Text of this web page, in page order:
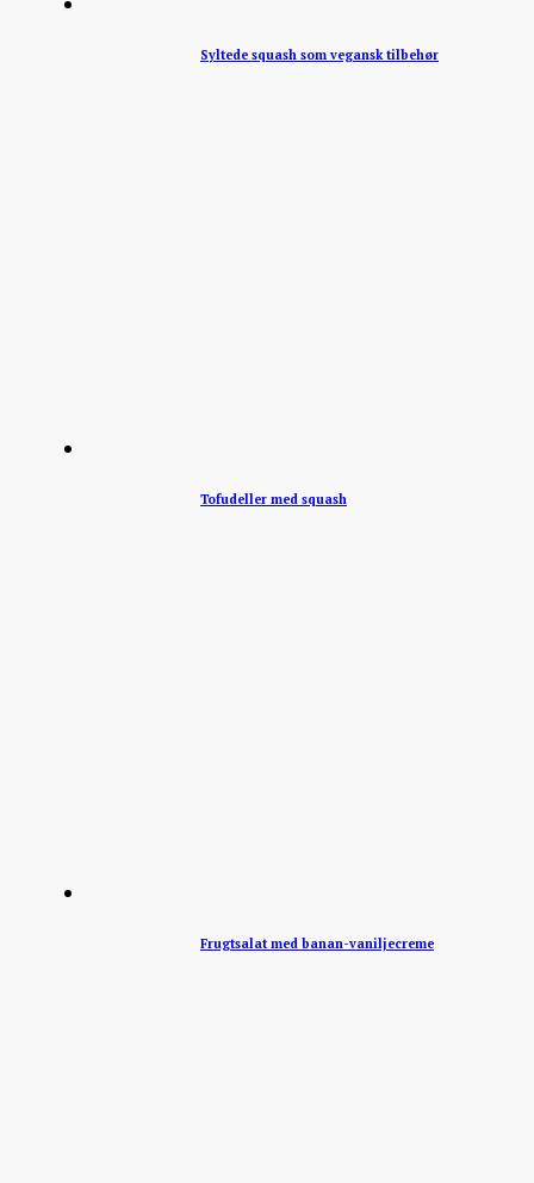
Syltede squash som vegansk tilbehør
Tofudeller med squash
Frugtsalat med banan-vaniljecreme